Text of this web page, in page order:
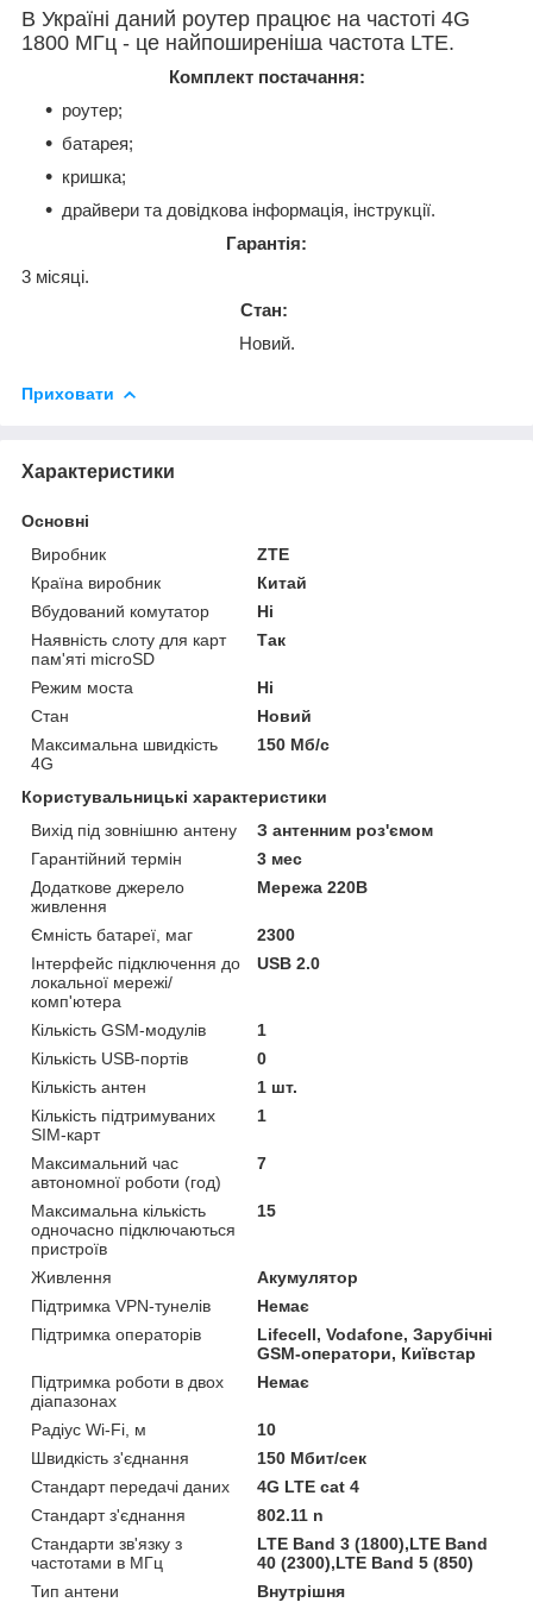
В Україні даний роутер працює на частоті 4G
1800 МГц - це найпоширеніша частота LTE.
Комплект постачання:
роутер;
батарея;
кришка;
драйвери та довідкова інформація, інструкції.
Гарантія:
3 місяці.
Стан:
Новий.
Приховати
Характеристики
Основні
Виробник
ZTE
Країна виробник
Китай
Вбудований комутатор
Ні
Наявність слоту для карт
пам'яті microSD
Так
Режим моста
Ні
Стан
Новий
Максимальна швидкість
4G
150 Мб/с
Користувальницькі характеристики
Вихід під зовнішню антену
З антенним роз'ємом
Гарантійний термін
3 мес
Додаткове джерело
живлення
Мережа 220В
Ємність батареї, маг
2300
Інтерфейс підключення до
локальної мережі/
комп'ютера
USB 2.0
Кількість GSM-модулів
1
Кількість USB-портів
0
Кількість антен
1 шт.
Кількість підтримуваних
SIM-карт
1
Максимальний час
автономної роботи (год)
7
Максимальна кількість
одночасно підключаються
пристроїв
15
Живлення
Акумулятор
Підтримка VPN-тунелів
Немає
Підтримка операторів
Lifecell, Vodafone, Зарубічні
GSM-оператори, Київстар
Підтримка роботи в двох
діапазонах
Немає
Радіус Wi-Fi, м
10
Швидкість з'єднання
150 Мбит/сек
Стандарт передачі даних
4G LTE cat 4
Стандарт з'єднання
802.11 n
Стандарти зв'язку з
частотами в МГц
LTE Band 3 (1800),LTE Band
40 (2300),LTE Band 5 (850)
Тип антени
Внутрішня